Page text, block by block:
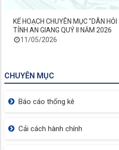
KẾ HOẠCH CHUYÊN MỤC "DÂN
TỈNH AN GIANG QUÝ II NĂM 2026
11/05/2026
CHUYÊN MỤC
Báo cáo thống kê
Cải cách hành chính